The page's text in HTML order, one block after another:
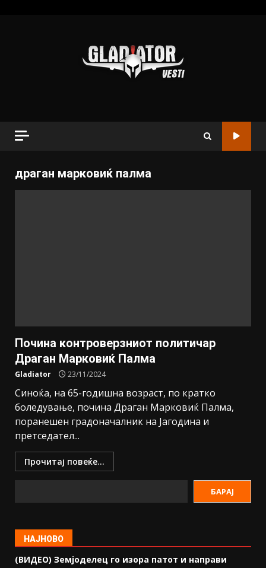
драган марковиќ палма
Почина контроверзниот политичар
Драган Марковиќ Палма
Gladiator 23/11/2024
Синоќа, на 65-годишна возраст, по кратко
боледување, почина Драган Марковиќ Палма,
поранешен градоначалник на Јагодина и
претседател...
Прочитај повеќе...
БАРАЈ
НАЈНОВО
(ВИДЕО) Земјоделец го изора патот и направи